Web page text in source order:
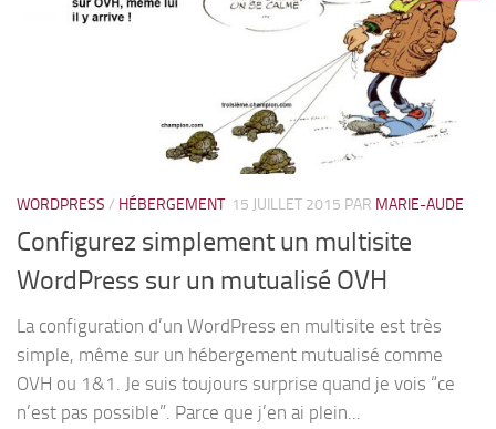
WORDPRESS / HÉBERGEMENT 15 JUILLET 2015 PAR MARIE-AUDE
Configurez simplement un multisite
WordPress sur un mutualisé OVH
La configuration d’un WordPress en multisite est très
simple, même sur un hébergement mutualisé comme
OVH ou 1&1. Je suis toujours surprise quand je vois “ce
n’est pas possible”. Parce que j’en ai plein...